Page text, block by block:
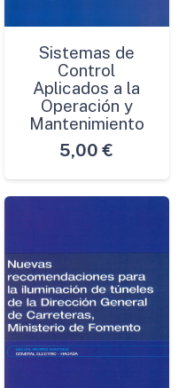
Sistemas de
Control
Aplicados a la
Operación y
Mantenimiento
5,00 €